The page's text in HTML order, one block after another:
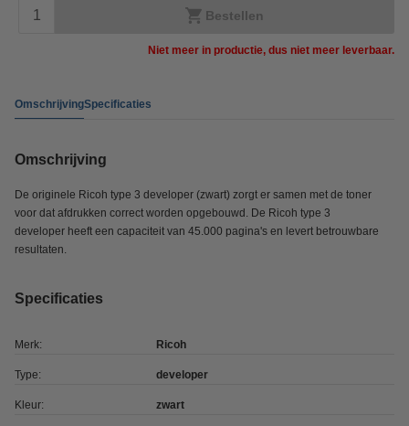
Bestellen
Niet meer in productie, dus niet meer leverbaar.
OmschrijvingSpecificaties
Omschrijving
De originele Ricoh type 3 developer (zwart) zorgt er samen met de toner
voor dat afdrukken correct worden opgebouwd. De Ricoh type 3
developer heeft een capaciteit van 45.000 pagina's en levert betrouwbare
resultaten.
Specificaties
Merk: Ricoh
Type: developer
Kleur: zwart